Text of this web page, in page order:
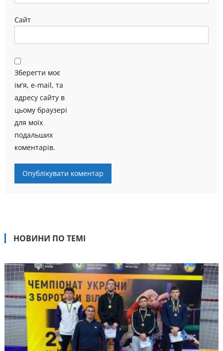
Сайт
Зберегти моє
ім'я, e-mail, та
адресу сайту в
цьому браузері
для моїх
подальших
коментарів.
НОВИНИ ПО ТЕМІ